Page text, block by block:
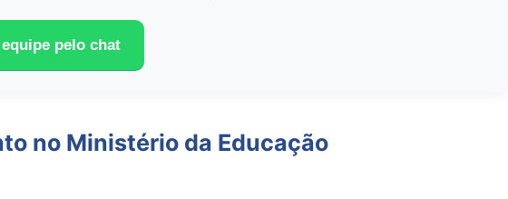
pelo chat
no Ministério da Educação